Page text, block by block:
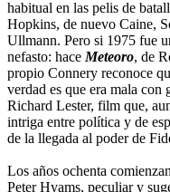
habitual en las pelis de
Hopkins, de nuevo Caine,
Ullmann. Pero si 1975 fue
nefasto: hace Meteoro, de
propio Connery reconoce
verdad es que era mala con
Richard Lester, film que,
intriga entre política y de
de la llegada al poder de
Los años ochenta
Peter Hyams, peculiar y